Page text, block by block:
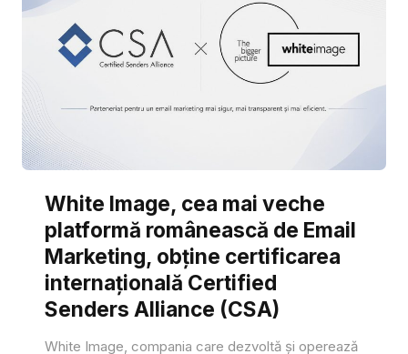
White Image, cea mai veche
platformă românească de Email
Marketing, obține certificarea
internațională Certified
Senders Alliance (CSA)
White Image, compania care dezvoltă și operează